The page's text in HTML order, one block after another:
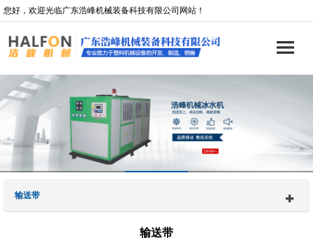
您好，欢迎光临广东浩峰机械装备科技有限公司网站！
输送带
输送带